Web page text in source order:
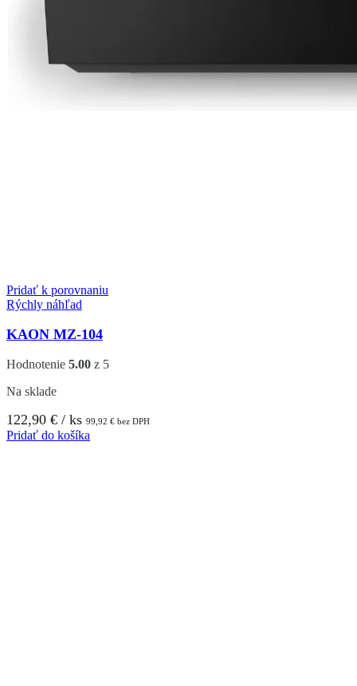
Pridať k porovnaniu
Rýchly náhľad
KAON MZ-104
Hodnotenie 5.00 z 5
Na sklade
122,90 € / ks 99,92 € bez DPH
Pridať do košíka